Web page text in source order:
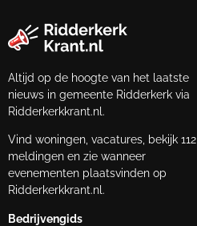
Altijd op de hoogte van het laatste
nieuws in gemeente Ridderkerk via
Ridderkerkkrant.nl.
Vind woningen, vacatures, bekijk 112
meldingen en zie wanneer
evenementen plaatsvinden op
Ridderkerkkrant.nl.
Bedrijvengids